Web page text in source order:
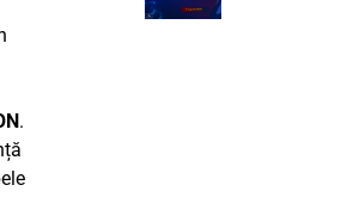
.